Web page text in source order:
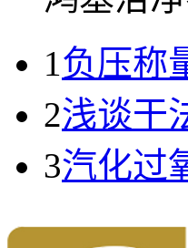
1负压称
2浅谈干
3汽化过